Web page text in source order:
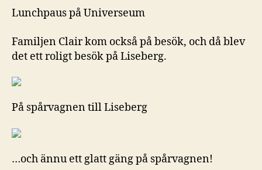
Lunchpaus på Universeum
Familjen Clair kom också på besök, och då blev
det ett roligt besök på Liseberg.
På spårvagnen till Liseberg
…och ännu ett glatt gäng på spårvagnen!